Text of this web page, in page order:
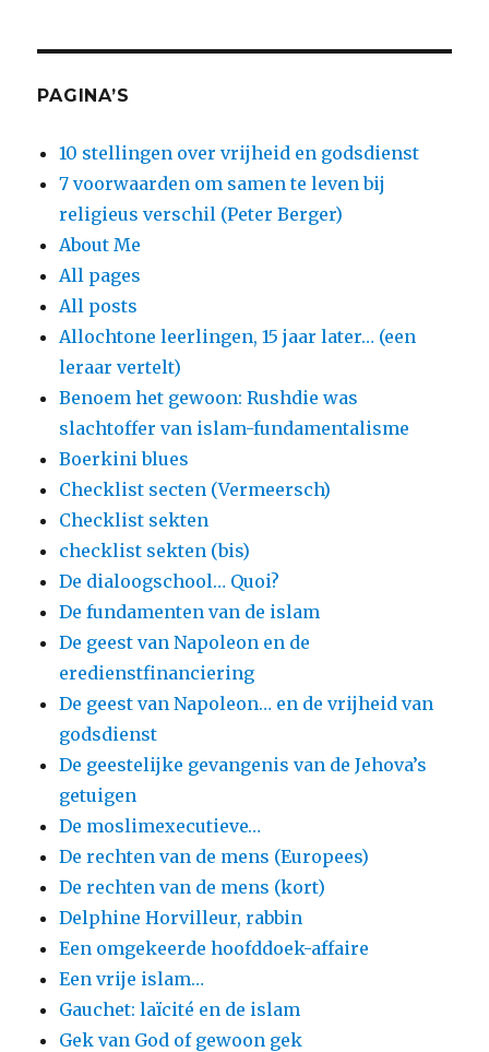
PAGINA’S
10 stellingen over vrijheid en godsdienst
7 voorwaarden om samen te leven bij
religieus verschil (Peter Berger)
About Me
All pages
All posts
Allochtone leerlingen, 15 jaar later… (een
leraar vertelt)
Benoem het gewoon: Rushdie was
slachtoffer van islam-fundamentalisme
Boerkini blues
Checklist secten (Vermeersch)
Checklist sekten
checklist sekten (bis)
De dialoogschool… Quoi?
De fundamenten van de islam
De geest van Napoleon en de
eredienstfinanciering
De geest van Napoleon… en de vrijheid van
godsdienst
De geestelijke gevangenis van de Jehova’s
getuigen
De moslimexecutieve…
De rechten van de mens (Europees)
De rechten van de mens (kort)
Delphine Horvilleur, rabbin
Een omgekeerde hoofddoek-affaire
Een vrije islam…
Gauchet: laïcité en de islam
Gek van God of gewoon gek